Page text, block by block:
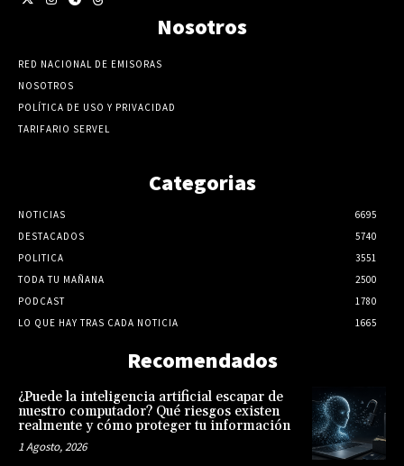
Nosotros
RED NACIONAL DE EMISORAS
NOSOTROS
POLÍTICA DE USO Y PRIVACIDAD
TARIFARIO SERVEL
Categorias
NOTICIAS
6695
DESTACADOS
5740
POLITICA
3551
TODA TU MAÑANA
2500
PODCAST
1780
LO QUE HAY TRAS CADA NOTICIA
1665
Recomendados
¿Puede la inteligencia artificial escapar de
nuestro computador? Qué riesgos existen
realmente y cómo proteger tu información
1 Agosto, 2026